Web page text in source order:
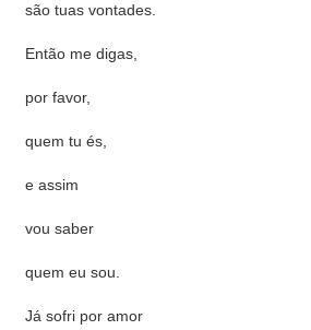
são tuas vontades.
Então me digas,
por favor,
quem tu és,
e assim
vou saber
quem eu sou.
Já sofri por amor